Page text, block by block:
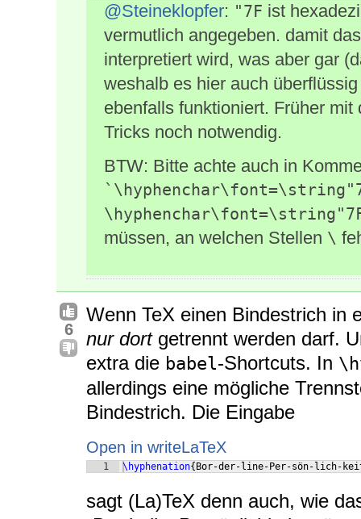
@Steineklopfer: "7F ist
vermutlich angegeben. damit
interpretiert wird, was aber gar
weshalb es hier auch
ebenfalls funktioniert. Früher
Tricks noch notwendig.
BTW: Bitte achte auch in
müssen, an welchen Stellen \
6
Wenn TeX einen Bindestrich in
nur dortgetrennt werden darf.
extra die babel-Shortcuts. In
allerdings eine mögliche
Bindestrich. Die Eingabe
Open in writeLaTeX
1 \hyphenation{ Bor-der-line-Per-sön-lich-
sagt (La)TeX denn auch, wie